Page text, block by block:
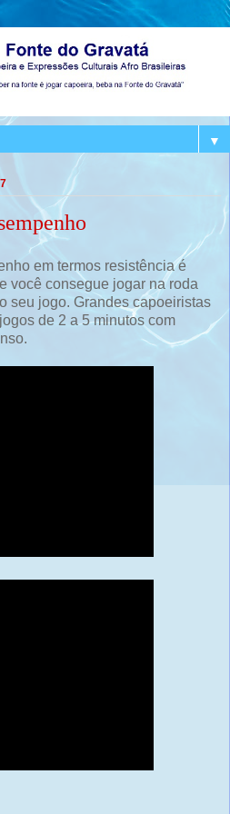
▼
em termos resistência é
você consegue jogar na roda
seu jogo. Grandes capoeiristas
de 2 a 5 minutos com